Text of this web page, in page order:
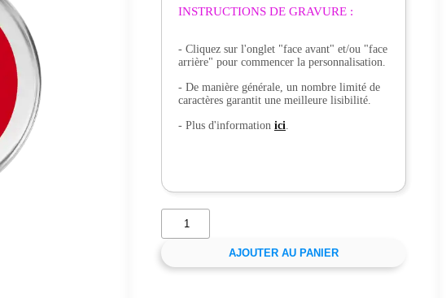
INSTRUCTIONS DE GRAVURE :
- Cliquez sur l'onglet "face avant" et/ou "face
arrière" pour commencer la personnalisation.
- De manière générale, un nombre limité de
caractères garantit une meilleure lisibilité.
- Plus d'information ici.
AJOUTER AU PANIER